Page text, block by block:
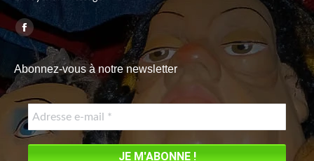
Trouvez nous sur :
Facebook
page
opens
in
new
window
Abonnez-vous à notre newsletter